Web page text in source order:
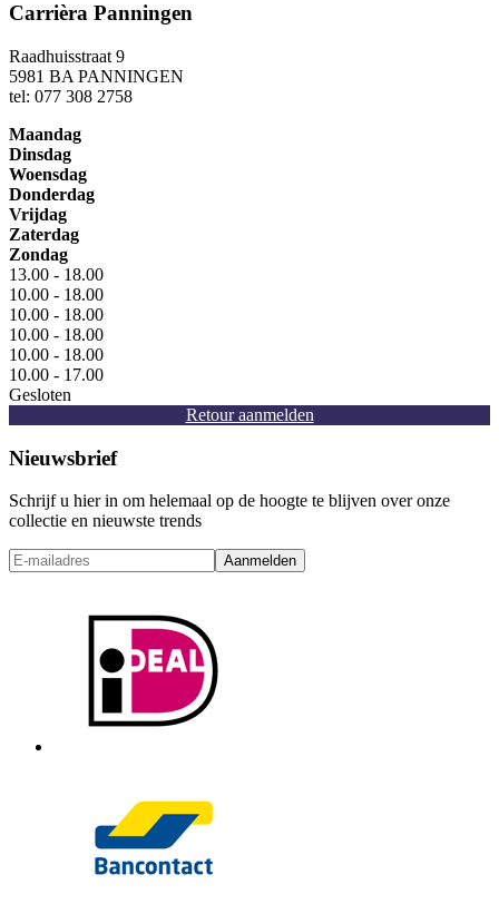
Carrièra Panningen
Raadhuisstraat 9
5981 BA PANNINGEN
tel: 077 308 2758
Maandag
Dinsdag
Woensdag
Donderdag
Vrijdag
Zaterdag
Zondag
13.00 - 18.00
10.00 - 18.00
10.00 - 18.00
10.00 - 18.00
10.00 - 18.00
10.00 - 17.00
Gesloten
Retour aanmelden
Nieuwsbrief
Schrijf u hier in om helemaal op de hoogte te blijven over onze
collectie en nieuwste trends
Aanmelden